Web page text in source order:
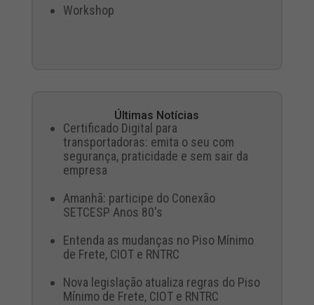
Workshop
Últimas Notícias
Certificado Digital para
transportadoras: emita o seu com
segurança, praticidade e sem sair da
empresa
Amanhã: participe do Conexão
SETCESP Anos 80's
Entenda as mudanças no Piso Mínimo
de Frete, CIOT e RNTRC
Nova legislação atualiza regras do Piso
Mínimo de Frete, CIOT e RNTRC